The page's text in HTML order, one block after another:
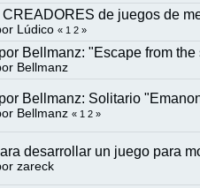
CREADORES de juegos de
Lúdico « 1 2 »
Bellmanz: "Escape from
Bellmanz
Bellmanz: Solitario
Bellmanz « 1 2 »
desarrollar un juego para
zareck